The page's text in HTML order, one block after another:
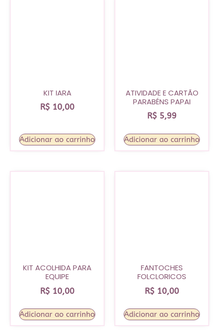
KIT IARA
R$ 10,00
Adicionar ao carrinho
ATIVIDADE E CARTÃO
PARABÉNS PAPAI
R$ 5,99
Adicionar ao carrinho
KIT ACOLHIDA PARA
EQUIPE
R$ 10,00
Adicionar ao carrinho
FANTOCHES
FOLCLORICOS
R$ 10,00
Adicionar ao carrinho